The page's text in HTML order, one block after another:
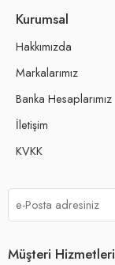
Kurumsal
Hakkımızda
Markalarımız
Banka Hesaplarımız
İletişim
KVKK
Müşteri Hizmetleri